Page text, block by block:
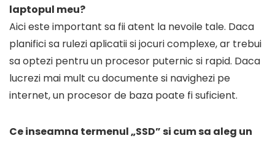
laptopul meu?
Aici este important sa fii atent la nevoile tale. Daca
planifici sa rulezi aplicatii si jocuri complexe, ar trebui
sa optezi pentru un procesor puternic si rapid. Daca
lucrezi mai mult cu documente si navighezi pe
internet, un procesor de baza poate fi suficient.
Ce inseamna termenul „SSD” si cum sa aleg un